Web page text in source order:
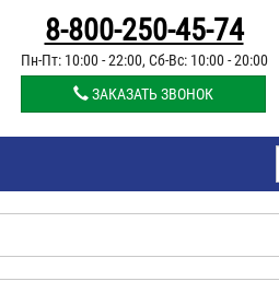
8-800-250-45-74
Пн-Пт: 10:00 - 22:00, Сб-Вс: 10:00 - 20:00
ЗАКАЗАТЬ ЗВОНОК